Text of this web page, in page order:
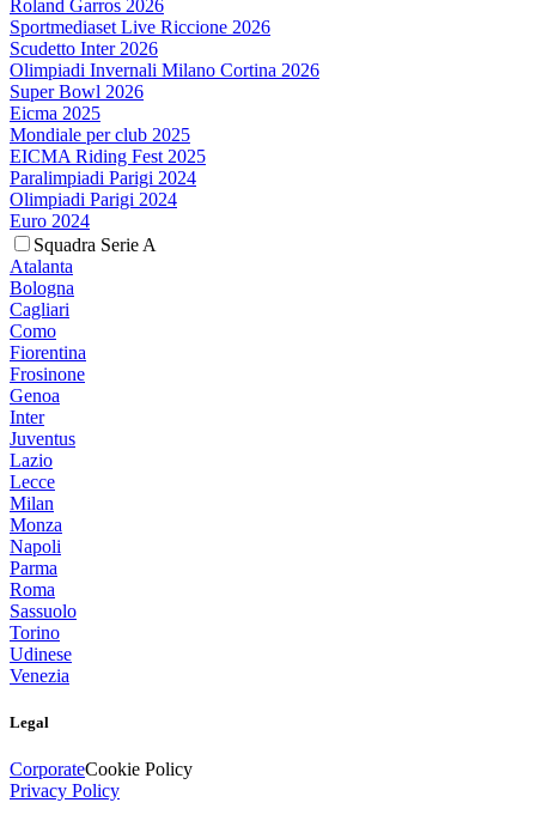
Roland Garros 2026
Sportmediaset Live Riccione 2026
Scudetto Inter 2026
Olimpiadi Invernali Milano Cortina 2026
Super Bowl 2026
Eicma 2025
Mondiale per club 2025
EICMA Riding Fest 2025
Paralimpiadi Parigi 2024
Olimpiadi Parigi 2024
Euro 2024
Squadra Serie A
Atalanta
Bologna
Cagliari
Como
Fiorentina
Frosinone
Genoa
Inter
Juventus
Lazio
Lecce
Milan
Monza
Napoli
Parma
Roma
Sassuolo
Torino
Udinese
Venezia
Legal
CorporateCookie Policy
Privacy Policy